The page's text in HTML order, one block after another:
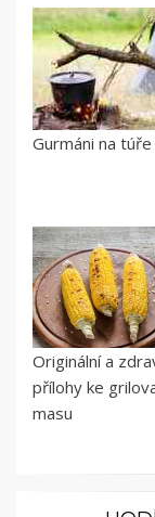
Gurmáni na túře
Originální a
přílohy ke
masu